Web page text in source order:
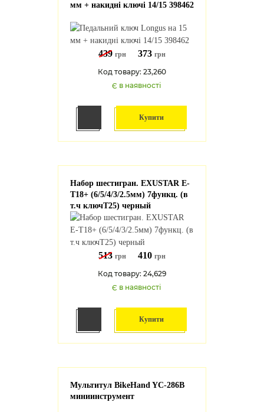
мм + накидні ключі 14/15 398462
439 грн 373 грн
Код товару: 23,260
Є в наявності
Купити
Набор шестигран. EXUSTAR E-
T18+ (6/5/4/3/2.5мм) 7функц. (в
т.ч ключТ25) черный
513 грн 410 грн
Код товару: 24,629
Є в наявності
Купити
Мультитул BikeHand YC-286B
миниинструмент